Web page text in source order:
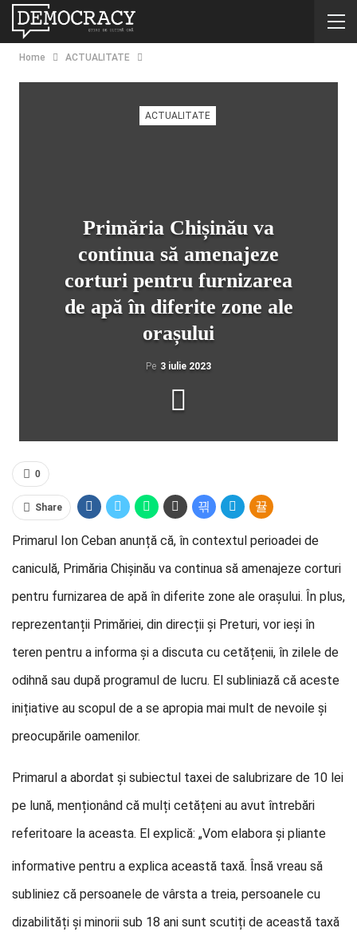
Home ACTUALITATE
ACTUALITATE
Primăria Chișinău va
continua să amenajeze
corturi pentru furnizarea
de apă în diferite zone ale
orașului
Pe 3 iulie 2023
0
Share
Primarul Ion Ceban anunță că, în contextul perioadei de
caniculă, Primăria Chișinău va continua să amenajeze corturi
pentru furnizarea de apă în diferite zone ale orașului. În plus,
reprezentanții Primăriei, din direcții și Preturi, vor ieși în
teren pentru a informa și a discuta cu cetățenii, în zilele de
odihnă sau după programul de lucru. El subliniază că aceste
inițiative au scopul de a se apropia mai mult de nevoile și
preocupările oamenilor.
Primarul a abordat și subiectul taxei de salubrizare de 10 lei
pe lună, menționând că mulți cetățeni au avut întrebări
referitoare la aceasta. El explică: „Vom elabora și pliante
informative pentru a explica această taxă. Însă vreau să
subliniez că persoanele de vârsta a treia, persoanele cu
dizabilități și minorii sub 18 ani sunt scutiți de această taxă